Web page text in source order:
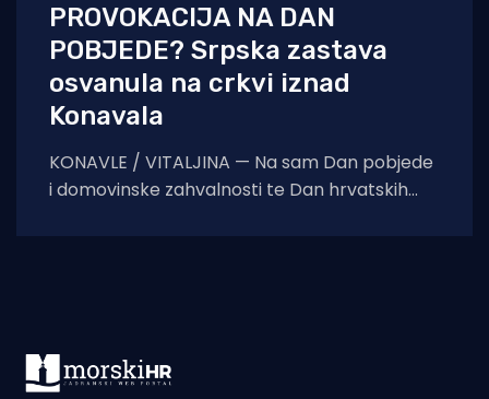
PROVOKACIJA NA DAN
POBJEDE? Srpska zastava
osvanula na crkvi iznad
Konavala
KONAVLE / VITALJINA — Na sam Dan pobjede
i domovinske zahvalnosti te Dan hrvatskih